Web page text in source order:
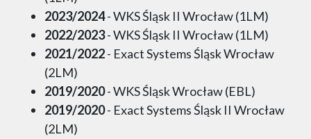
2023/2024- WKS Śląsk II Wrocław (1LM)
2022/2023- WKS Śląsk II Wrocław (1LM)
2021/2022- Exact Systems Śląsk Wrocław
(2LM)
2019/2020- WKS Śląsk Wrocław (EBL)
2019/2020- Exact Systems Śląsk II Wrocław
(2LM)